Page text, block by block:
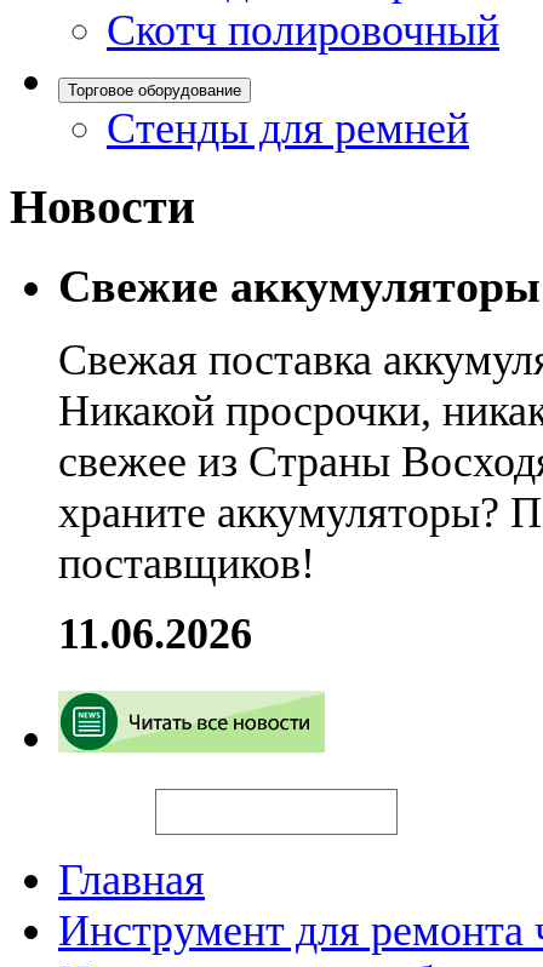
Скотч полировочный
Торговое оборудование
Стенды для ремней
Новости
Свежие
Свежая поставка
Никакой просрочки,
свежее из Страны
храните аккумуляторы?
поставщиков!
11.06.2026
Главная
Инструмент для ремонта